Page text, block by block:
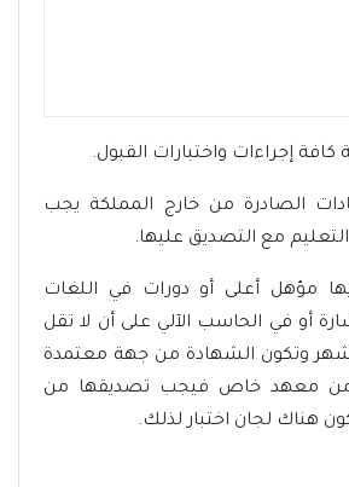
الصادرة من خارج المملكة يجب
مع التصديق عليها.
مؤهل أعلى أو دورات في اللغات
أو في الحاسب الآلي على أن لا تقل
وتكون الشهادة من جهة معتمدة
من معهد خاص فيجب تصديقها من
هناك لجان اختبار لذلك.